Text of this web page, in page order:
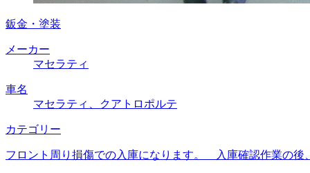
鈑金・塗装
メーカー
マセラティ
車名
マセラティ、クアトロポルテ
カテゴリー
フロント周り損傷での入庫になります。 入庫確認作業の